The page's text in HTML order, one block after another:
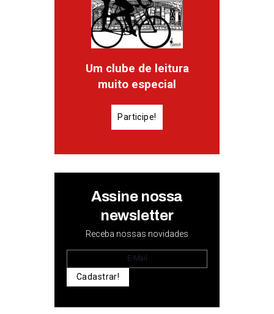
Um clube de leitura
muito especial
Participe!
Assine nossa
newsletter
Receba nossas novidades
Cadastrar!